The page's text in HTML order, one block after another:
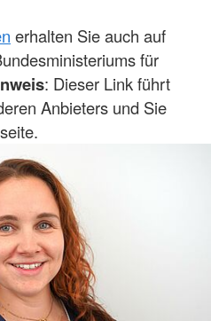
erhalten Sie auch auf
für
: Dieser Link führt
Anbieters und Sie